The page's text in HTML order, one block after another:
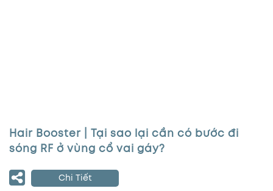
Hair Booster | Tại sao lại cần có bước đi
sóng RF ở vùng cổ vai gáy?
Chi Tiết